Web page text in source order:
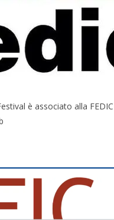
è associato alla